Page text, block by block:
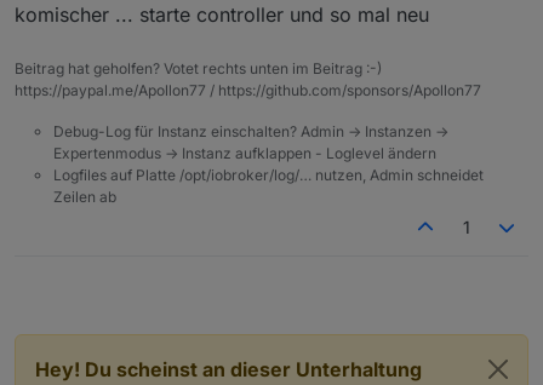
auf der Platte steht auch nicht mehr
komischer ... starte controller und so mal neu
Beitrag hat geholfen? Votet rechts unten im Beitrag :-)
https://paypal.me/Apollon77 / https://github.com/sponsors/Apollon77
Debug-Log für Instanz einschalten? Admin -> Instanzen ->
Expertenmodus -> Instanz aufklappen - Loglevel ändern
Logfiles auf Platte /opt/iobroker/log/… nutzen, Admin schneidet
Zeilen ab
1
Hey! Du scheinst an dieser Unterhaltung